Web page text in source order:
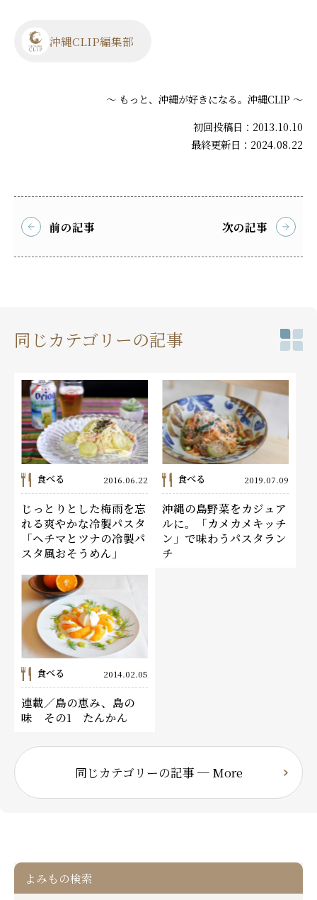
沖縄CLIP編集部
～ もっと、沖縄が好きになる。沖縄CLIP ～
初回投稿日：2013.10.10
最終更新日：2024.08.22
前の記事 次の記事
同じカテゴリーの記事
食べる 2016.06.22
じっとりとした梅雨を忘
れる爽やかな冷製パスタ
「ヘチマとツナの冷製パ
スタ風おそうめん」
食べる 2019.07.09
沖縄の島野菜をカジュア
ルに。「カメカメキッチ
ン」で味わうパスタラン
チ
食べる 2014.02.05
連載／島の恵み、島の
味 その1 たんかん
同じカテゴリーの記事 ─ More
よみもの検索